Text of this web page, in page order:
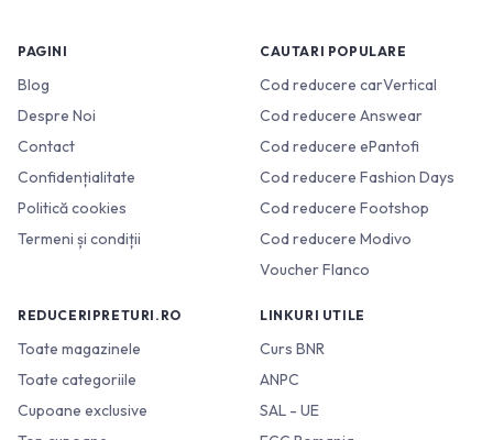
PAGINI
Blog
Despre Noi
Contact
Confidențialitate
Politică cookies
Termeni și condiții
CAUTARI POPULARE
Cod reducere carVertical
Cod reducere Answear
Cod reducere ePantofi
Cod reducere Fashion Days
Cod reducere Footshop
Cod reducere Modivo
Voucher Flanco
REDUCERIPRETURI.RO
Toate magazinele
Toate categoriile
Cupoane exclusive
LINKURI UTILE
Curs BNR
ANPC
SAL - UE